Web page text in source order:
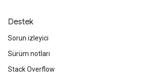
Destek
Sorun izleyici
Sürüm notları
Stack Overflow